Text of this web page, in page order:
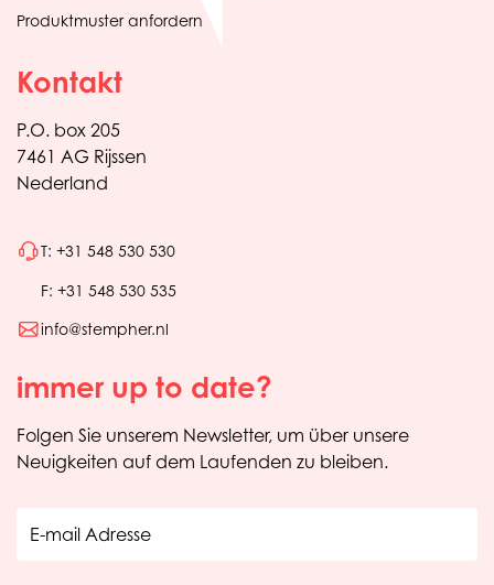
Produktmuster anfordern
Kontakt
P.O. box 205
7461 AG Rijssen
Nederland
T: +31 548 530 530
F: +31 548 530 535
info@stempher.nl
immer up to date?
Folgen Sie unserem Newsletter, um über unsere
Neuigkeiten auf dem Laufenden zu bleiben.
E-mail Adresse